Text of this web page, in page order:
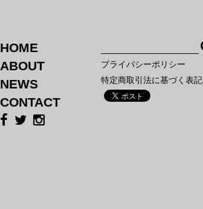
HOME
ABOUT
NEWS
CONTACT
プライバシーポリシー
特定商取引法に基づく表記